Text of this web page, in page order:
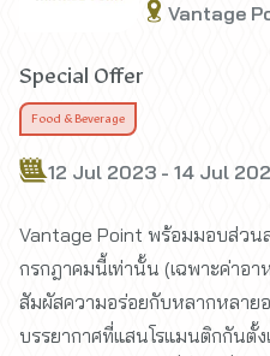
Vantage
Special Offer
Food & Beverage
12 Jul 2023 - 14 Jul
Vantage Point พร้อมมอบส่วน
กรกฎาคมนี้เท่านั้น (เฉพาะค่าอ
สัมผัสความอร่อยกับหลากหลาย
บรรยากาศที่แสนโรแมนติกกันตั้ง